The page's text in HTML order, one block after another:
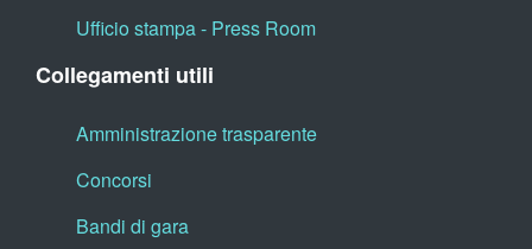
Ufficio stampa - Press Room
Collegamenti utili
Amministrazione trasparente
Concorsi
Bandi di gara